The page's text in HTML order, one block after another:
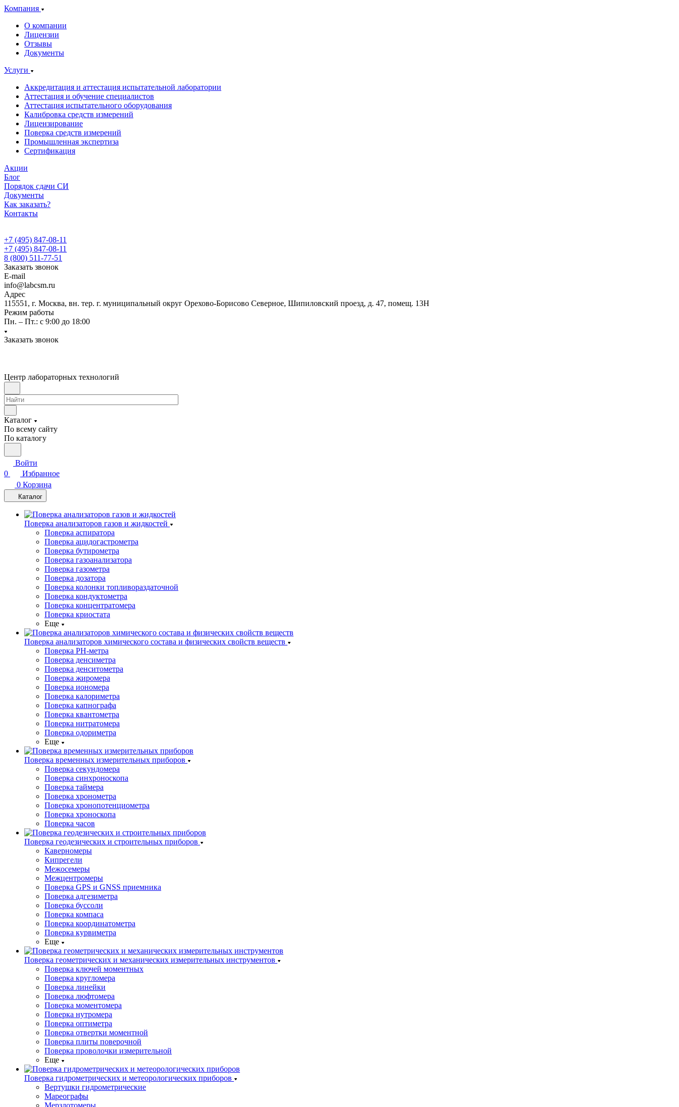
Компания
О компании
Лицензии
Отзывы
Документы
Услуги
Аккредитация и аттестация испытательной лаборатории
Аттестация и обучение специалистов
Аттестация испытательного оборудования
Калибровка средств измерений
Лицензирование
Поверка средств измерений
Промышленная экспертиза
Сертификация
Акции
Блог
Порядок сдачи СИ
Документы
Как заказать?
Контакты
+7 (495) 847-08-11
+7 (495) 847-08-11
8 (800) 511-77-51
Заказать звонок
E-mail
info@labcsm.ru
Адрес
115551, г. Москва, вн. тер. г. муниципальный округ Орехово-Борисово Северное, Шипиловский проезд, д. 47, помещ. 13Н
Режим работы
Пн. – Пт.: с 9:00 до 18:00
Заказать звонок
Центр лабораторных технологий
Каталог
По всему сайту
По каталогу
Войти
0
Избранное
0 Корзина
Каталог
Поверка анализаторов газов и жидкостей
Поверка аспиратора
Поверка ацидогастрометра
Поверка бутирометра
Поверка газоанализатора
Поверка газометра
Поверка дозатора
Поверка колонки топливораздаточной
Поверка кондуктометра
Поверка концентратомера
Поверка криостата
Еще
Поверка анализаторов химического состава и физических свойств веществ
Поверка PH-метра
Поверка денсиметра
Поверка денситометра
Поверка жиромера
Поверка иономера
Поверка калориметра
Поверка капнографа
Поверка квантометра
Поверка нитратомера
Поверка одориметра
Еще
Поверка временных измерительных приборов
Поверка секундомера
Поверка синхроноскопа
Поверка таймера
Поверка хронометра
Поверка хронопотенциометра
Поверка хроноскопа
Поверка часов
Поверка геодезических и строительных приборов
Каверномеры
Кипрегели
Межосемеры
Межцентромеры
Поверка GPS и GNSS приемника
Поверка адгезиметра
Поверка буссоли
Поверка компаса
Поверка координатометра
Поверка курвиметра
Еще
Поверка геометрических и механических измерительных инструментов
Поверка ключей моментных
Поверка кругломера
Поверка линейки
Поверка люфтомера
Поверка моментомера
Поверка нутромера
Поверка оптиметра
Поверка отвертки моментной
Поверка плиты поверочной
Поверка проволочки измерительной
Еще
Поверка гидрометрических и метеорологических приборов
Вертушки гидрометрические
Мареографы
Мерзлотомеры